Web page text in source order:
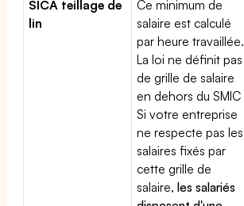
SICA teillage de
lin
Ce minimum de
salaire est calculé
par heure travaillée.
La loi ne définit pas
de grille de salaire
en dehors du SMIC
Si votre entreprise
ne respecte pas les
salaires fixés par
cette grille de
salaire,les salariés